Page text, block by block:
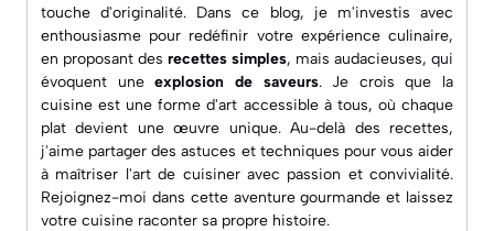
touche d'originalité. Dans ce blog, je m'investis avec
enthousiasme pour redéfinir votre expérience culinaire,
en proposant des recettes simples, mais audacieuses, qui
évoquent uneexplosion de saveurs. Je crois que la
cuisine est une forme d'art accessible à tous, où chaque
plat devient une œuvre unique. Au-delà des recettes,
j'aime partager des astuces et techniques pour vous aider
à maîtriser l'art de cuisiner avec passion et convivialité.
Rejoignez-moi dans cette aventure gourmande et laissez
votre cuisine raconter sa propre histoire.